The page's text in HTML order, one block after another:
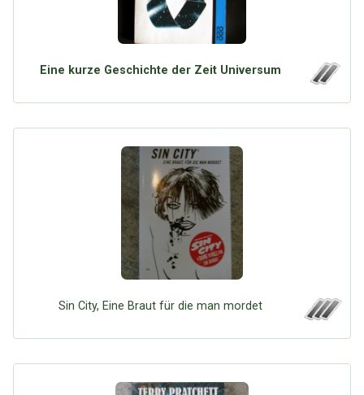
Über Tauschbu↔de
Kategorien
Eine kurze Geschichte der Zeit Universum
Sin City, Eine Braut für die man mordet